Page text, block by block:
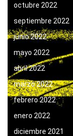
octubre 2022
septiembre 2022
junio 2022
mayo 2022
abril 2022
marzo 2022
febrero 2022
enero 2022
diciembre 2021